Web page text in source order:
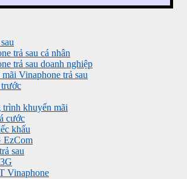
trả sau cá nhân
trả sau doanh nghiệp
Vinaphone trả sau
trình khuyến mãi
cước
khấu
EzCom
sau
Vinaphone